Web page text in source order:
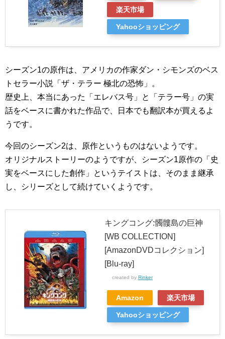
楽天市場
Yahooショッピング
シーズン1の原作は、アメリカの作家ダン・シモンズのベス
トセラー小説「ザ・テラー 極北の恐怖」。
歴史上、本当にあった「エレバス号」と「テラー号」の実
話をベースに書かれた作品で、日本でも翻訳本が買えるよ
うです。
今回のシーズン2は、原作というものはないようです。
オリジナルストーリーのようですが、シーズン1原作の「史
実をベースにした創作」というテイストは、そのまま継承
し、シリーズとして続けていくようです。
キングコング:髑髏島の巨神
[WB COLLECTION]
[AmazonDVDコレクション]
[Blu-ray]
created by Rinker
Amazon 楽天市場
Yahooショッピング